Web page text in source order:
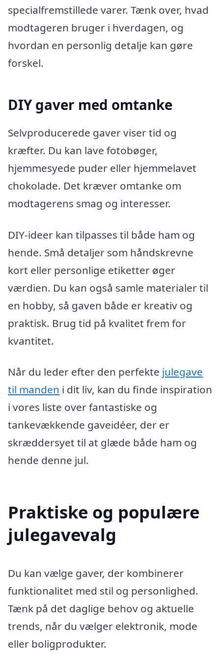
specialfremstillede varer. Tænk over, hvad
modtageren bruger i hverdagen, og
hvordan en personlig detalje kan gøre
forskel.
DIY gaver med omtanke
Selvproducerede gaver viser tid og
kræfter. Du kan lave fotobøger,
hjemmesyede puder eller hjemmelavet
chokolade. Det kræver omtanke om
modtagerens smag og interesser.
DIY-ideer kan tilpasses til både ham og
hende. Små detaljer som håndskrevne
kort eller personlige etiketter øger
værdien. Du kan også samle materialer til
en hobby, så gaven både er kreativ og
praktisk. Brug tid på kvalitet frem for
kvantitet.
Når du leder efter den perfekte julegave
til manden i dit liv, kan du finde inspiration
i vores liste over fantastiske og
tankevækkende gaveidéer, der er
skræddersyet til at glæde både ham og
hende denne jul.
Praktiske og populære
julegavevalg
Du kan vælge gaver, der kombinerer
funktionalitet med stil og personlighed.
Tænk på det daglige behov og aktuelle
trends, når du vælger elektronik, mode
eller boligprodukter.